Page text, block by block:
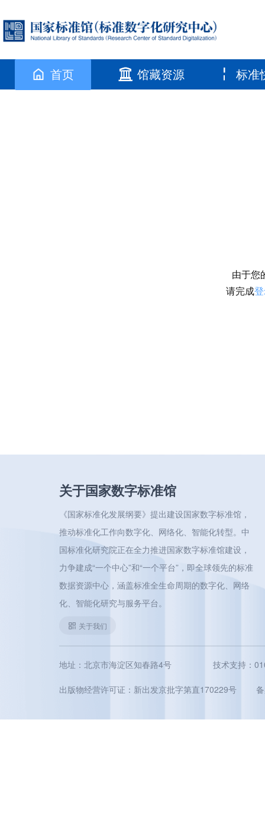
首页 馆藏资源 标准
由于您
请完成
关于国家数字标准馆
《国家标准化发展纲要》提出建设国家数字标准馆，
推动标准化工作向数字化、网络化、智能化转型。中
国标准化研究院正在全力推进国家数字标准馆建设，
力争建成“一个中心”和“一个平台”，即全球领先的标准
数据资源中心，涵盖标准全生命周期的数字化、网络
化、智能化研究与服务平台。
关于我们
地址：北京市海淀区知春路4号 技术支持：
出版物经营许可证：新出发京批字第直170229号